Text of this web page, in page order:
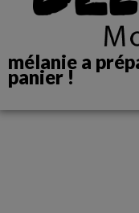
mélanie a
panier !